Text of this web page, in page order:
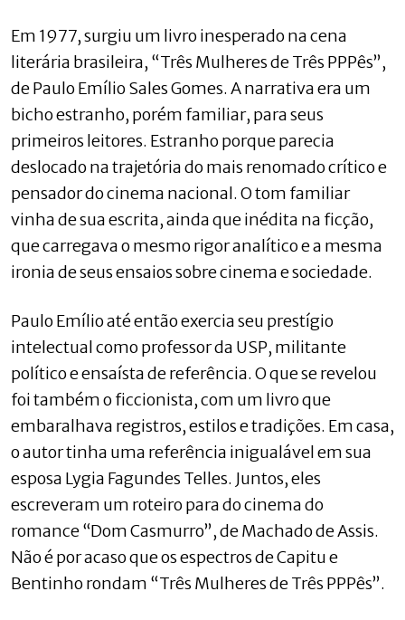
Em 1977, surgiu um livro inesperado na cena
literária brasileira, “Três Mulheres de Três PPPês”,
de Paulo Emílio Sales Gomes. A narrativa era um
bicho estranho, porém familiar, para seus
primeiros leitores. Estranho porque parecia
deslocado na trajetória do mais renomado crítico e
pensador do cinema nacional. O tom familiar
vinha de sua escrita, ainda que inédita na ficção,
que carregava o mesmo rigor analítico e a mesma
ironia de seus ensaios sobre cinema e sociedade.
Paulo Emílio até então exercia seu prestígio
intelectual como professor da USP, militante
político e ensaísta de referência. O que se revelou
foi também o ficcionista, com um livro que
embaralhava registros, estilos e tradições. Em casa,
o autor tinha uma referência inigualável em sua
esposa Lygia Fagundes Telles. Juntos, eles
escreveram um roteiro para do cinema do
romance “Dom Casmurro”, de Machado de Assis.
Não é por acaso que os espectros de Capitu e
Bentinho rondam “Três Mulheres de Três PPPês”.